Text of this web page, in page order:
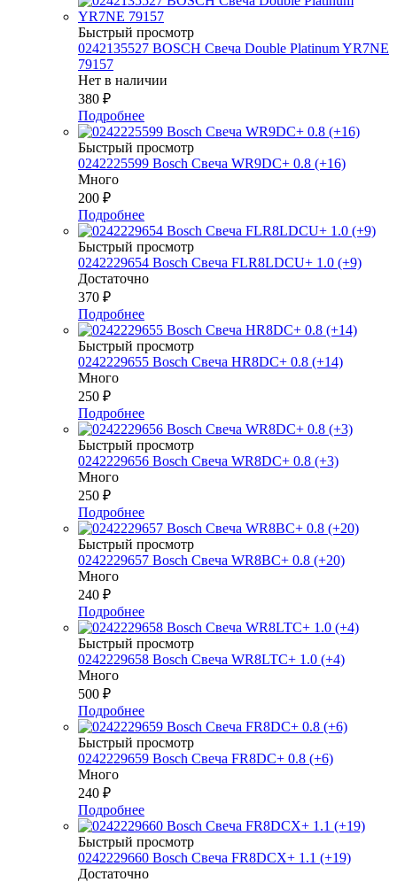
Быстрый просмотр
0242135527 BOSСH Свеча Double Platinum YR7NE
79157
Нет в наличии
380 ₽
Подробнее
Быстрый просмотр
0242225599 Bosch Свеча WR9DC+ 0.8 (+16)
Много
200 ₽
Подробнее
Быстрый просмотр
0242229654 Bosch Свеча FLR8LDCU+ 1.0 (+9)
Достаточно
370 ₽
Подробнее
Быстрый просмотр
0242229655 Bosch Свеча HR8DC+ 0.8 (+14)
Много
250 ₽
Подробнее
Быстрый просмотр
0242229656 Bosch Свеча WR8DC+ 0.8 (+3)
Много
250 ₽
Подробнее
Быстрый просмотр
0242229657 Bosch Свеча WR8BC+ 0.8 (+20)
Много
240 ₽
Подробнее
Быстрый просмотр
0242229658 Bosch Свеча WR8LTC+ 1.0 (+4)
Много
500 ₽
Подробнее
Быстрый просмотр
0242229659 Bosch Свеча FR8DC+ 0.8 (+6)
Много
240 ₽
Подробнее
Быстрый просмотр
0242229660 Bosch Свеча FR8DCX+ 1.1 (+19)
Достаточно